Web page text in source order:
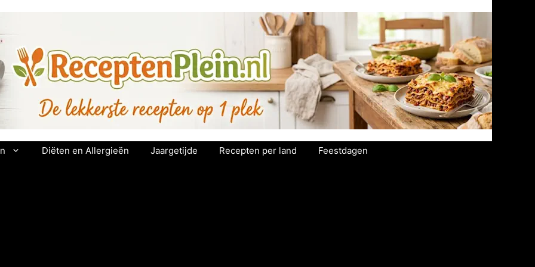
Diëten en Allergieën Jaargetijde Recepten per land Feestdagen